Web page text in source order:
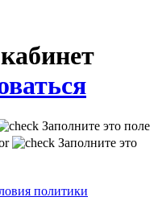
Заполните это поле
Заполните это
политики